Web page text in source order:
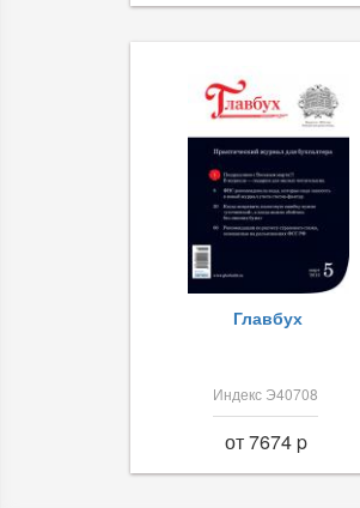
Главбух
Индекс Э40708
от 7674 p